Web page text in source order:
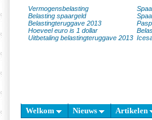
Vermogensbelasting
Belasting spaargeld
Belastingteruggave 2013
Hoeveel euro is 1 dollar
Uitbetaling belastingteruggave 2013
Welkom Nieuws Artikelen